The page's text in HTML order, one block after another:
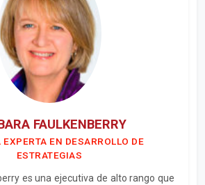
FAULKENBERRY
EXPERTA EN DESARROLLO DE
ESTRATEGIAS
es una ejecutiva de alto rango que